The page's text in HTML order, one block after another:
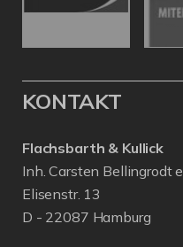
KONTAKT
Flachsbarth & Kullick
Inh. Carsten Bellingrodt
Elisenstr. 13
D - 22087 Hamburg